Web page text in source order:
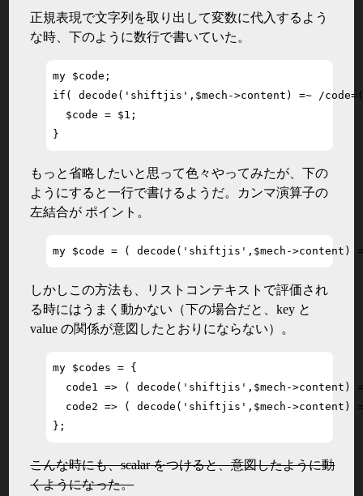
正規表現で文字列を取り出して変数に代入するよう
な時、下のように数行で書いていた。
my $code;
if( decode('shiftjis',$mech->content) =~ /
  $code = $1;
}
もっと省略したいと思って色々やってみたが、下の
ようにすると一行で書けるようだ。カンマ演算子の
左結合が ポイント。
my $code = ( decode('shiftjis',$mech-
しかしこの方法も、リストコンテキストで評価され
る時にはうまく動かない（下の場合だと、key と
value の関係が意図したとおりにならない）。
my $codes = {
code1 => ( decode('shiftjis',$mech->content)
code2 => ( decode('shiftjis',$mech->content)
};
こんな時にも、scalar をつけると、意図したように動
くようになった。